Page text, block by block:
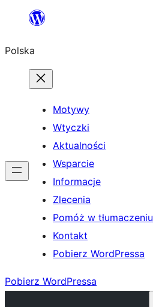
Przejdź
treści
Polska
Motywy
Wtyczki
Aktualności
Wsparcie
Informacje
Zlecenia
Pomóż w tłumaczeniu
Kontakt
Pobierz WordPressa
Pobierz WordPressa